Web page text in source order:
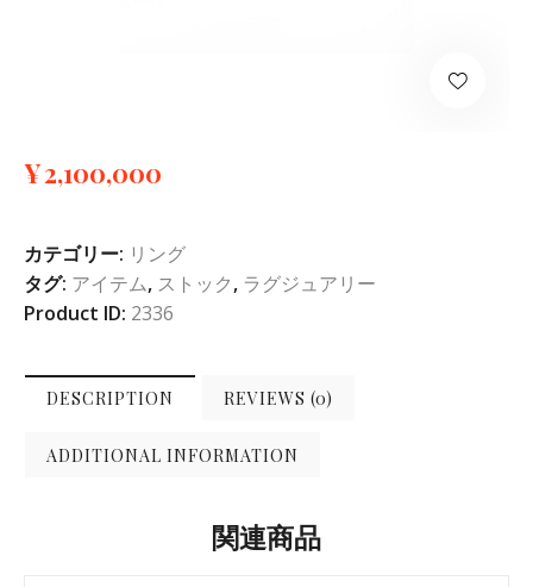
¥2,100,000
カテゴリー: リング
タグ: アイテム, ストック, ラグジュアリー
Product ID: 2336
DESCRIPTION REVIEWS (0)
ADDITIONAL INFORMATION
関連商品